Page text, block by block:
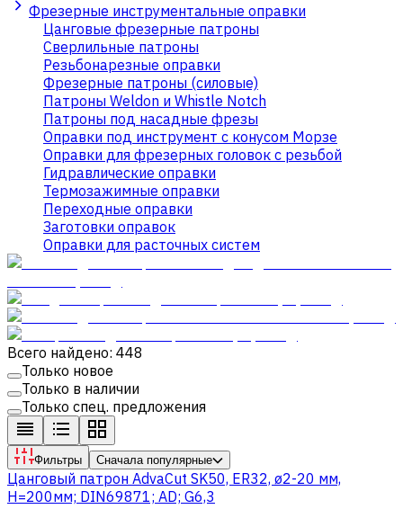
Фрезерные инструментальные оправки
Цанговые фрезерные патроны
Сверлильные патроны
Резьбонарезные оправки
Фрезерные патроны (силовые)
Патроны Weldon и Whistle Notch
Патроны под насадные фрезы
Оправки под инструмент с конусом Морзе
Оправки для фрезерных головок с резьбой
Гидравлические оправки
Термозажимные оправки
Переходные оправки
Заготовки оправок
Оправки для расточных систем
Всего найдено: 448
Только новое
Только в наличии
Только спец. предложения
Фильтры Сначала популярные
Цанговый патрон AdvaCut SK50, ER32, ø2-20 мм,
H=200мм; DIN69871; AD; G6,3